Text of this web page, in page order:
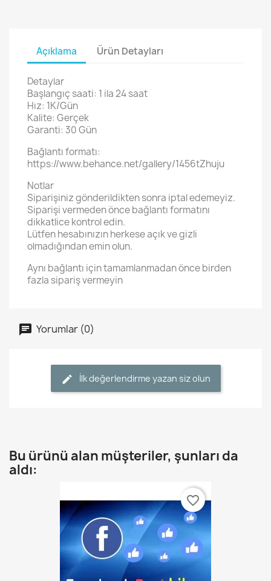
Açıklama Ürün Detayları
Detaylar
Başlangıç saati: 1 ila 24 saat
Hız: 1K/Gün
Kalite: Gerçek
Garanti: 30 Gün
Bağlantı formatı:
https://www.behance.net/gallery/1456tZhuju
Notlar
Siparişiniz gönderildikten sonra iptal edemeyiz.
Siparişi vermeden önce bağlantı formatını
dikkatlice kontrol edin.
Lütfen hesabınızın herkese açık ve gizli
olmadığından emin olun.
Aynı bağlantı için tamamlanmadan önce birden
fazla sipariş vermeyin
Yorumlar (0)
İlk değerlendirme yazan siz olun
Bu ürünü alan müşteriler, şunları da
aldı:
favorite_border